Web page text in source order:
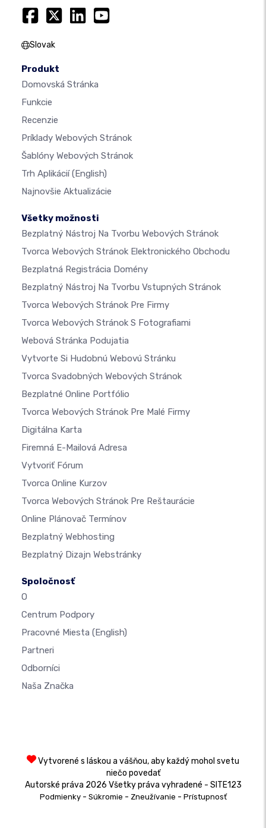
Slovak
Produkt
Domovská Stránka
Funkcie
Recenzie
Príklady Webových Stránok
Šablóny Webových Stránok
Trh Aplikácií(English)
Najnovšie Aktualizácie
Všetky možnosti
Bezplatný Nástroj Na Tvorbu Webových Stránok
Tvorca Webových Stránok Elektronického Obchodu
Bezplatná Registrácia Domény
Bezplatný Nástroj Na Tvorbu Vstupných Stránok
Tvorca Webových Stránok Pre Firmy
Tvorca Webových Stránok S Fotografiami
Webová Stránka Podujatia
Vytvorte Si Hudobnú Webovú Stránku
Tvorca Svadobných Webových Stránok
Bezplatné Online Portfólio
Tvorca Webových Stránok Pre Malé Firmy
Digitálna Karta
Firemná E-Mailová Adresa
Vytvoriť Fórum
Tvorca Online Kurzov
Tvorca Webových Stránok Pre Reštaurácie
Online Plánovač Termínov
Bezplatný Webhosting
Bezplatný Dizajn Webstránky
Spoločnosť
O
Centrum Podpory
Pracovné Miesta (English)
Partneri
Odborníci
Naša Značka
Vytvorené s láskou a vášňou, aby každý mohol svetu
niečo povedať
Autorské práva 2026 Všetky práva vyhradené - SITE123
Podmienky- Súkromie - Zneužívanie - Prístupnosť